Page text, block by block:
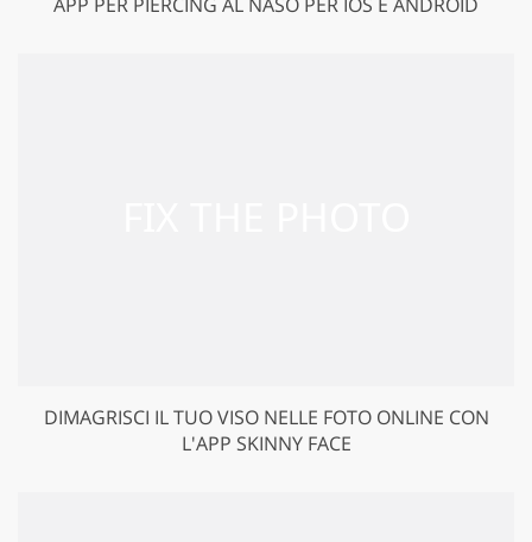
DIMAGRISCI IL TUO VISO NELLE FOTO ONLINE CON
L'APP SKINNY FACE